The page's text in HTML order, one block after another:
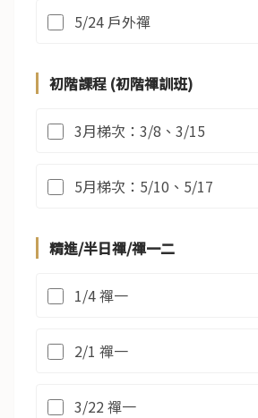
5/24 戶外禪
初階課程 (初階禪訓班)
3月梯次：3/8、3/15
5月梯次：5/10、5/17
精進/半日禪/禪一二
1/4 禪一
2/1 禪一
3/22 禪一